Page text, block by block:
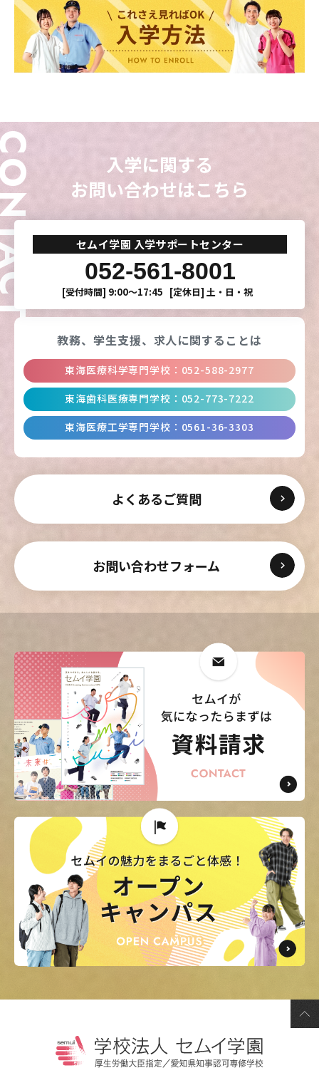
入学に関する
お問い合わせはこちら
セムイ学園 入学サポートセンター
052-561-8001
[受付時間] 9:00〜17:45 [定休日] 土・日・祝
よくあるご質問
お問い合わせフォーム
教務、学生支援、 求人に関することは
東海医療科学専門学校 ： 052-588-2977
東海歯科医療専門学校 ： 052-773-7222
東海医療工学専門学校 ： 0561-36-3303
東海医療科学
東海歯科医療
東海医療工学
専門学校
CLOSE
東海医療科学
東海歯科医療
東海医療工学
専門学校
CLOSE
東海医療科学
東海歯科医療
東海医療工学
専門学校
CLOSE
東海医療科学
東海歯科医療
東海医療工学
専門学校
CLOSE